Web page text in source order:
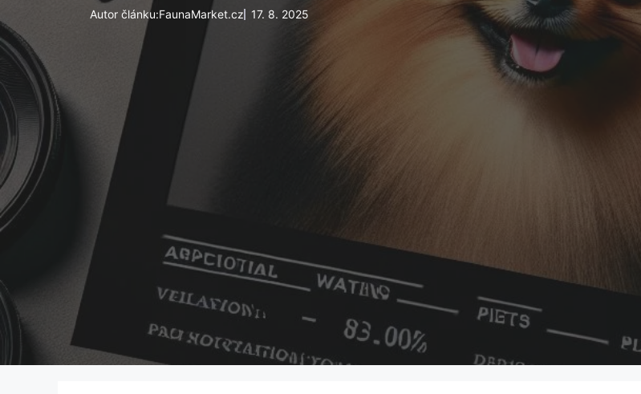
Autor článku:FaunaMarket.cz 17. 8. 2025